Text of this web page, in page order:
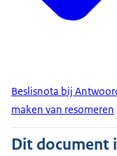
Beslisnota bij
maken van resomeren
Dit document